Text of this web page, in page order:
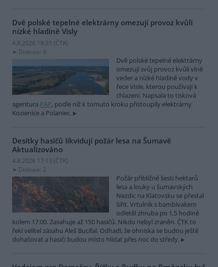
Dvě polské tepelné elektrárny omezují provoz kvůli
nízké hladině Visly
4.8.2026 18:35 (ČTK)
Diskuse: 4
Dvě polské tepelné elektrárny
omezují svůj provoz kvůli vlně
veder a nízké hladině vody v
řece Visle, kterou používají k
chlazení. Napsala to tisková
agentura PAP, podle níž k tomuto kroku přistoupily elektrárny
Kozienice a Polaniec.
Desítky hasičů likvidují požár lesa na Šumavě
Aktualizováno
4.8.2026 17:13 (ČTK)
Diskuse: 2
Požár přibližně šesti hektarů
lesa a louky u šumavských
Nezdic na Klatovsku se přestal
šířit. Vrtulník s bambivakem
odletěl zhruba po 1,5 hodině
kolem 17:00. Zasahuje až 150 hasičů. Nikdo nebyl zraněn. ČTK to
řekl velitel zásahu Aleš Bucifal. Odhadl, že ohniska se budou ještě
dohašovat a hasiči budou místo hlídat přes noc do středy.